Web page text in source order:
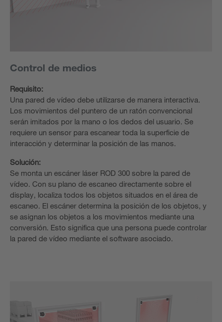
Control de medios
Requisito:
Una pared de vídeo debe utilizarse de manera interactiva.
Los movimientos del puntero de un ratón convencional
serán imitados por la mano o los dedos del usuario. Se
requiere un sensor para escanear toda la superficie de
interacción y determinar la posición de las manos.
Solución:
Se monta un escáner láser ROD 300 sobre la pared de
vídeo. Con su plano de escaneo directamente sobre el
display, localiza todos los objetos situados en el área de
escaneo. El escáner determina la posición de los objetos, y
se asignan los objetos a los movimientos mediante una
conversión. Esto significa que una persona puede controlar
la pared de vídeo mediante el software asociado.